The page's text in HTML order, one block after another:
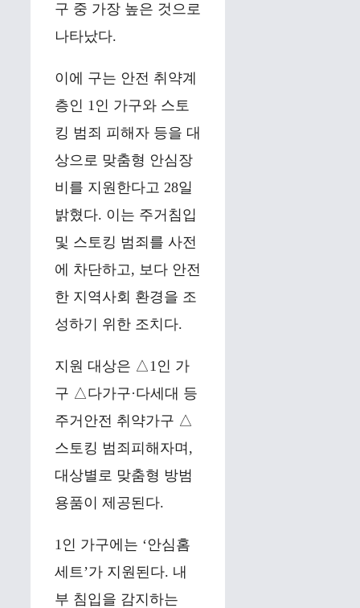
구 중 가장 높은 것으로
나타났다.
이에 구는 안전 취약계
층인 1인 가구와 스토
킹 범죄 피해자 등을 대
상으로 맞춤형 안심장
비를 지원한다고 28일
밝혔다. 이는 주거침입
및 스토킹 범죄를 사전
에 차단하고, 보다 안전
한 지역사회 환경을 조
성하기 위한 조치다.
지원 대상은 △1인 가
구 △다가구·다세대 등
주거안전 취약가구 △
스토킹 범죄피해자며,
대상별로 맞춤형 방범
용품이 제공된다.
1인 가구에는 ‘안심홈
세트’가 지원된다. 내
부 침입을 감지하는